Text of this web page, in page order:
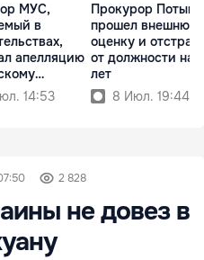
МУС,
в
апелляцию
14:53
Прокурор
прошел внешнюю
оценку и
от должности на
лет
8 Июл. 19:44
2 828
не довез в